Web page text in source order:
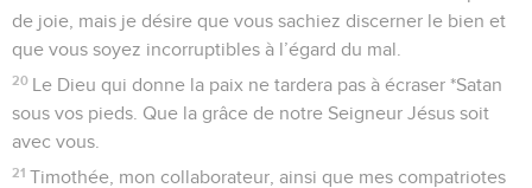
de joie, mais je désire que vous sachiez discerner le bien et
que vous soyez incorruptibles à l’égard du mal.
20 Le Dieu qui donne la paix ne tardera pas à écraser *Satan
sous vos pieds. Que la grâce de notre Seigneur Jésus soit
avec vous.
21 Timothée, mon collaborateur, ainsi que mes compatriotes